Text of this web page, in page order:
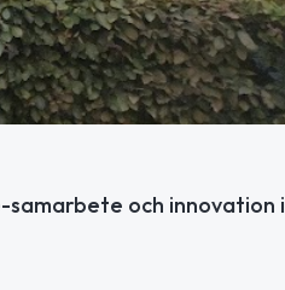
och innovation i